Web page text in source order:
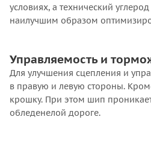
условиях, а технический
наилучшим образом
Управляемость и
Для улучшения сцепления и
в правую и левую стороны.
крошку. При этом шип
обледенелой дороге.